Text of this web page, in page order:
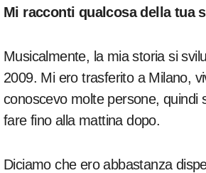
Mi racconti qualcosa della tua
Musicalmente, la mia storia si
2009. Mi ero trasferito a Milano,
conoscevo molte persone, quindi
fare fino alla mattina dopo.
Diciamo che ero abbastanza